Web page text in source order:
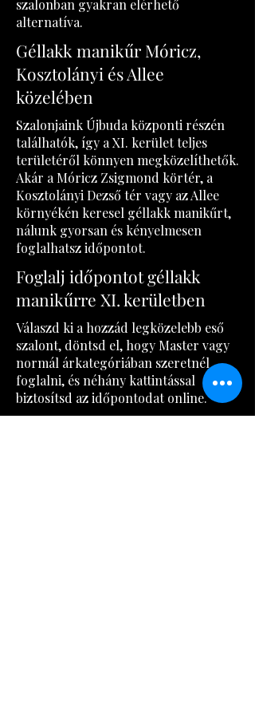
szalonban gyakran elérhető
alternatíva.
Géllakk manikűr Móricz,
Kosztolányi és Allee
közelében
Szalonjaink Újbuda központi részén
találhatók, így a XI. kerület teljes
területéről könnyen megközelíthetők.
Akár a Móricz Zsigmond körtér, a
Kosztolányi Dezső tér vagy az Allee
környékén keresel géllakk manikűrt,
nálunk gyorsan és kényelmesen
foglalhatsz időpontot.
Foglalj időpontot géllakk
manikűrre XI. kerületben
Válaszd ki a hozzád legközelebb eső
szalont, döntsd el, hogy Master vagy
normál árkategóriában szeretnél
foglalni, és néhány kattintással
biztosítsd az időpontodat online.